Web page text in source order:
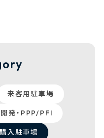
来客用駐車場
発・PPP/PFI
購入駐車場